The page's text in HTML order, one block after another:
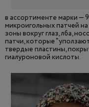
в ассортименте марки —
микроигольных патчей
зоны вокруг глаз, лба,
патчи, которые
твердые пластины,
гиалуроновой кислоты.